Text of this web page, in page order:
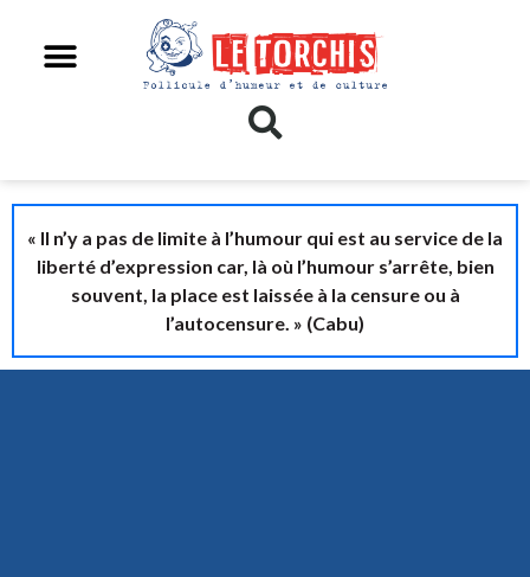
« Il n’y a pas de limite à l’humour qui est au service de la
liberté d’expression car, là où l’humour s’arrête, bien
souvent, la place est laissée à la censure ou à
l’autocensure. » (Cabu)